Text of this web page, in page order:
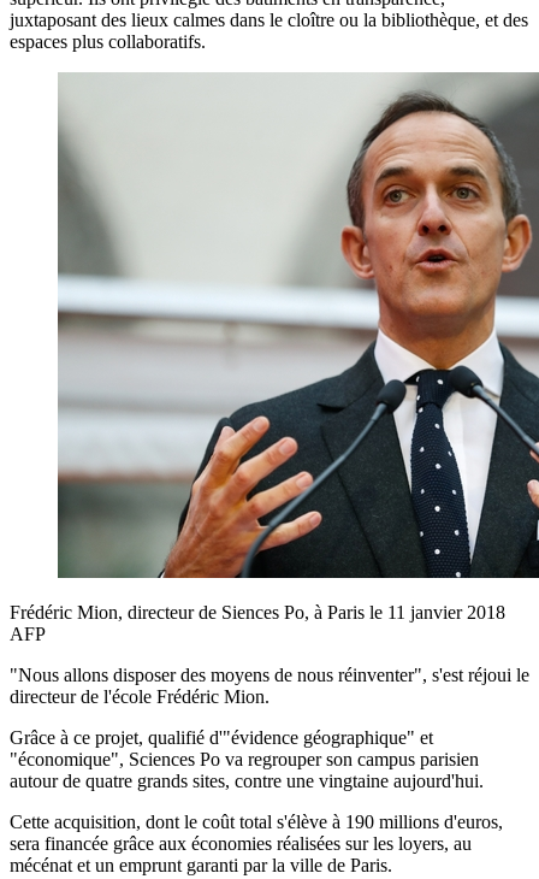
juxtaposant des lieux calmes dans le cloître ou la bibliothèque, et des
espaces plus collaboratifs.
Frédéric Mion, directeur de Siences Po, à Paris le 11 janvier 2018
AFP
"Nous allons disposer des moyens de nous réinventer", s'est réjoui le
directeur de l'école Frédéric Mion.
Grâce à ce projet, qualifié d'"évidence géographique" et
"économique", Sciences Po va regrouper son campus parisien
autour de quatre grands sites, contre une vingtaine aujourd'hui.
Cette acquisition, dont le coût total s'élève à 190 millions d'euros,
sera financée grâce aux économies réalisées sur les loyers, au
mécénat et un emprunt garanti par la ville de Paris.